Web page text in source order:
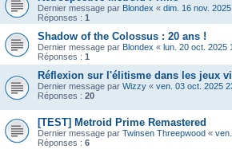
Dernier message par Blondex « dim. 16 nov.
Réponses : 1
Shadow of the Colossus : 20 ans !
Dernier message par Blondex « lun. 20 oct. 2025
Réponses : 1
Réflexion sur l'élitisme dans les jeux
Dernier message par Wizzy « ven. 03 oct. 2025
Réponses : 20
[TEST] Metroid Prime Remastered
Dernier message par Twinsen Threepwood «
Réponses : 6